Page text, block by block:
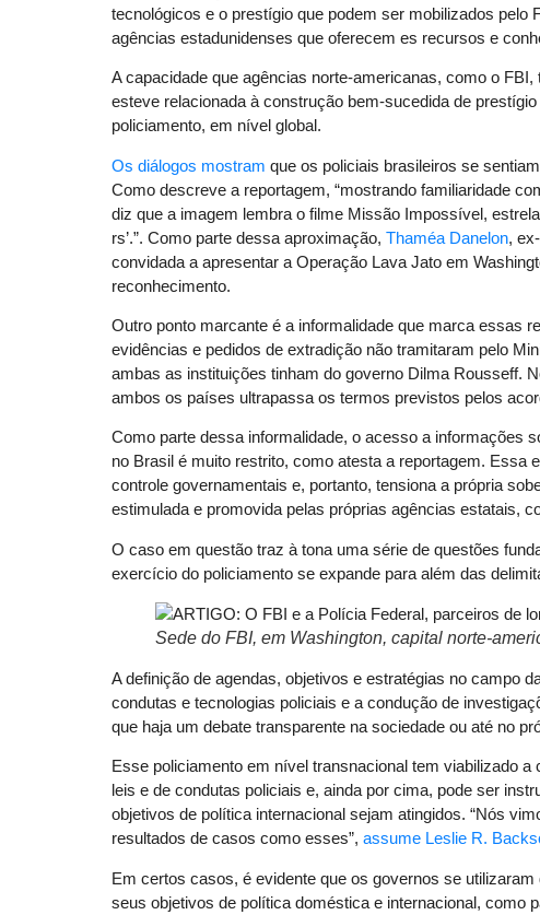
tecnológicos e o prestígio que podem ser mobilizados
agências estadunidenses que oferecem es recursos e
A capacidade que agências norte-americanas, como o
esteve relacionada à construção bem-sucedida de
policiamento, em nível global.
Os diálogos mostram que os policiais brasileiros se
Como descreve a reportagem, “mostrando familiaridade
diz que a imagem lembra o filme Missão Impossível,
rs’.”. Como parte dessa aproximação, Thaméa Danelon,
convidada a apresentar a Operação Lava Jato em
reconhecimento.
Outro ponto marcante é a informalidade que marca essas
evidências e pedidos de extradição não tramitaram pelo
ambas as instituições tinham do governo Dilma Rousseff.
ambos os países ultrapassa os termos previstos pelos
Como parte dessa informalidade, o acesso a informações
no Brasil é muito restrito, como atesta a reportagem.
controle governamentais e, portanto, tensiona a própria
estimulada e promovida pelas próprias agências estatais,
O caso em questão traz à tona uma série de questões
exercício do policiamento se expande para além das
Sede do FBI, em Washington, capital norte-
A definição de agendas, objetivos e estratégias no campo
condutas e tecnologias policiais e a condução de
que haja um debate transparente na sociedade ou até no
Esse policiamento em nível transnacional tem viabilizado
leis e de condutas policiais e, ainda por cima, pode ser
objetivos de política internacional sejam atingidos. “Nós
resultados de casos como esses”, assume Leslie R.
Em certos casos, é evidente que os governos se
seus objetivos de política doméstica e internacional, como